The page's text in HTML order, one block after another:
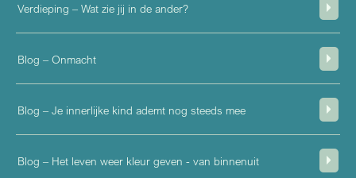
Verdieping – Wat zie jij in de ander?
Blog – Onmacht
Blog – Je innerlijke kind ademt nog steeds mee
Blog – Het leven weer kleur geven - van binnenuit